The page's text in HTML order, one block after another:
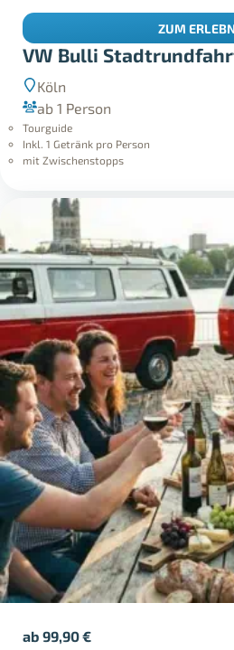
VW Bulli
Köln
ab 1 Person
Tourguide
Inkl. 1 Getränk pro Person
mit Zwischenstopps
ZUM
ab99,90€